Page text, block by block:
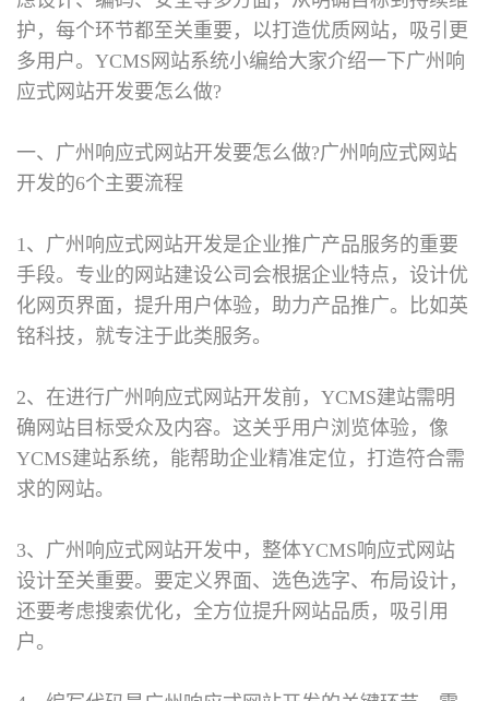
护，每个环节都至关重要，以打造优质网站，吸引更
多用户。YCMS网站系统小编给大家介绍一下广州响
应式网站开发要怎么做?
一、广州响应式网站开发要怎么做?广州响应式网站
开发的6个主要流程
1、广州响应式网站开发是企业推广产品服务的重要
手段。专业的网站建设公司会根据企业特点，设计优
化网页界面，提升用户体验，助力产品推广。比如英
铭科技，就专注于此类服务。
2、在进行广州响应式网站开发前，YCMS建站需明
确网站目标受众及内容。这关乎用户浏览体验，像
YCMS建站系统，能帮助企业精准定位，打造符合需
求的网站。
3、广州响应式网站开发中，整体YCMS响应式网站
设计至关重要。要定义界面、选色选字、布局设计，
还要考虑搜索优化，全方位提升网站品质，吸引用
户。